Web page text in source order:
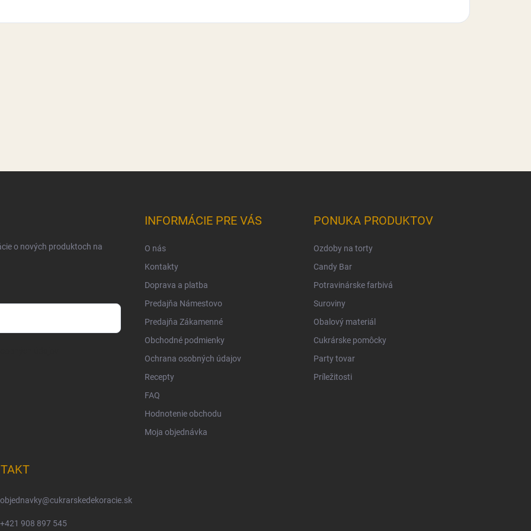
o nových produktoch na
INFORMÁCIE PRE VÁS
O nás
Kontakty
Doprava a platba
Predajňa Námestovo
Predajňa Zákamenné
Obchodné podmienky
Ochrana osobných údajov
Recepty
FAQ
Hodnotenie obchodu
Moja objednávka
PONUKA PRODUKTOV
Ozdoby na torty
Candy Bar
Potravinárske farbivá
Suroviny
Obalový materiál
Cukrárske pomôcky
Party tovar
Príležitosti
objednavky@cukrarskedekoracie.sk
+421 908 897 545